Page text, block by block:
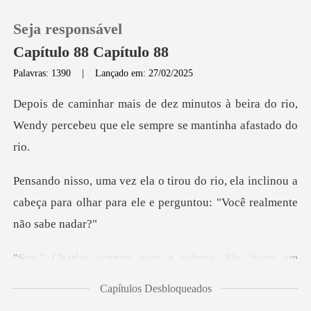
0
Histórico
Sair
Seja responsável
Capítulo 88 Capítulo 88
Palavras: 1390 |Lançado em: 27/02/2025
s à beira do rio,
Wendy percebeu que
ela inclinou a
cabeça para olhar para ele
. Ele ficou em
Capítulos Desbloqueados